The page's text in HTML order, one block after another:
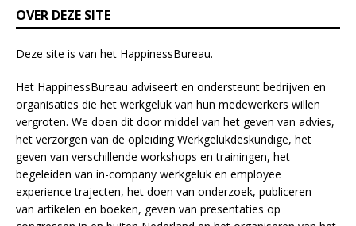
k
.
OVER DEZE SITE
Deze site is van het HappinessBureau.
Het HappinessBureau adviseert en ondersteunt bedrijven en
organisaties die het werkgeluk van hun medewerkers willen
vergroten. We doen dit door middel van het geven van advies,
het verzorgen van de opleidingWerkgelukdeskundige, het
geven van verschillende workshops en trainingen, het
begeleiden van in-company werkgeluk en employee
experiencetrajecten, het doen van onderzoek, publiceren
van artikelen en boeken, geven van presentaties op